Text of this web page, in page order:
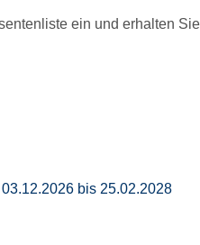
ein und erhalten
bis 25.02.2028